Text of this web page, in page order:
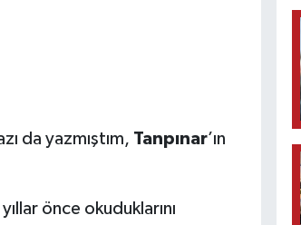
da yazmıştım, Tanpınar’ın
önce okuduklarını